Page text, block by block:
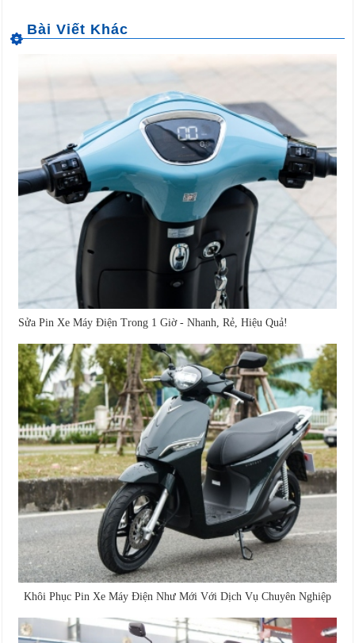
Sửa Pin Xe Máy Điện Trong 1 Giờ - Nhanh, Rẻ, Hiệu Quả!
Khôi Phục Pin Xe Máy Điện Như Mới Với Dịch Vụ Chuyên Nghiệp